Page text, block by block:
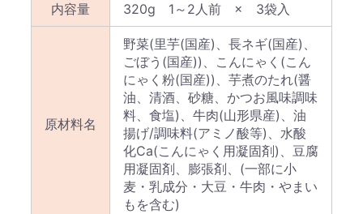
内容量 320g 1～2人前 × 3袋入
原材料名
野菜(里芋(国産)、長ネギ(国産)、
ごぼう(国産))、こんにゃく(こん
にゃく粉(国産))、芋煮のたれ(醤
油、清酒、砂糖、かつお風味調味
料、食塩)、牛肉(山形県産)、油
揚げ/調味料(アミノ酸等)、水酸
化Ca(こんにゃく用凝固剤)、豆腐
用凝固剤、膨張剤、(一部に小
麦・乳成分・大豆・牛肉・やまい
もを含む)